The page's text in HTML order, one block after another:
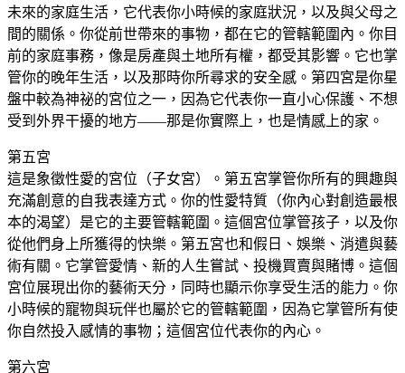
未來的家庭生活，它代表你小時候的家庭狀況，以及與父母之
間的關係。你從前世帶來的事物，都在它的管轄範圍內。你目
前的家庭事務，像是房產與土地所有權，都受其影響。它也掌
管你的晚年生活，以及那時你所尋求的安全感。第四宮是你星
盤中較為神祕的宮位之一，因為它代表你一直小心保護、不想
受到外界干擾的地方——那是你實際上，也是情感上的家。
第五宮
這是象徵性愛的宮位（子女宮）。第五宮掌管你所有的興趣與
充滿創意的自我表達方式。你的性愛特質（你內心對創造最根
本的渴望）是它的主要管轄範圍。這個宮位掌管孩子，以及你
從他們身上所獲得的快樂。第五宮也和假日、娛樂、消遣與藝
術有關。它掌管愛情、新的人生嘗試、投機買賣與賭博。這個
宮位展現出你的藝術天分，同時也顯示你享受生活的能力。你
小時候的寵物與玩伴也屬於它的管轄範圍，因為它掌管所有使
你自然投入感情的事物；這個宮位代表你的內心。
第六宮